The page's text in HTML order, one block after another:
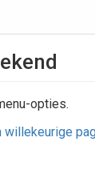
opties.